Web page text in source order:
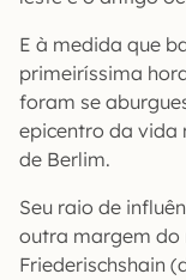
E à medida que
primeiríssima
foram se
epicentro da vida
de Berlim.
Seu raio de
outra margem do
Friederischshain